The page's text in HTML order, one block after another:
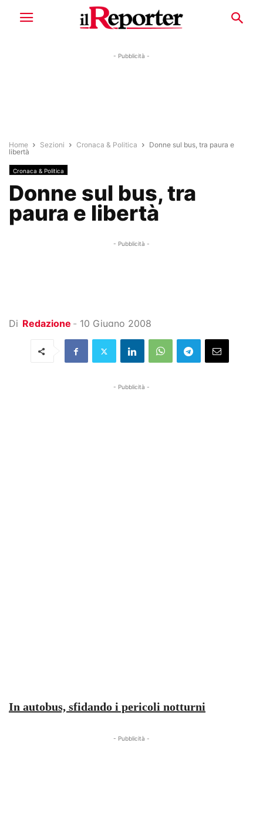
- Pubblicità -
Home Sezioni Cronaca & Politica
Donne sul bus, tra paura e
libertà
Cronaca & Politica
Donne sul bus, tra
paura e libertà
- Pubblicità -
Di Redazione - 10 Giugno 2008
- Pubblicità -
In autobus, sfidando i pericoli notturni
- Pubblicità -